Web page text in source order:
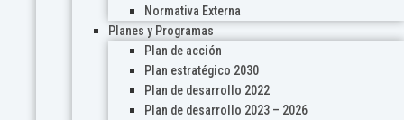
Normativa Externa
Planes y Programas
Plan de acción
Plan estratégico 2030
Plan de desarrollo 2022
Plan de desarrollo 2023 – 2026